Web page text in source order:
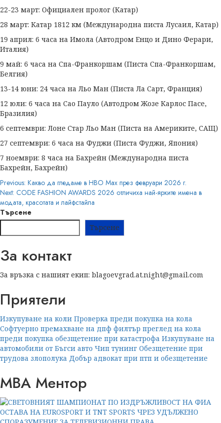
22-23 март: Официален пролог (Катар)
28 март: Катар 1812 км (Международна писта Лусаил, Катар)
19 април: 6 часа на Имола (Автодром Енцо и Дино Ферари,
Италия)
9 май: 6 часа на Спа-Франкоршам (Писта Спа-Франкоршам,
Белгия)
13-14 юни: 24 часа на Льо Ман (Писта Ла Сарт, Франция)
12 юли: 6 часа на Сао Пауло (Автодром Жозе Карлос Пасе,
Бразилия)
6 септември: Лоне Стар Льо Ман (Писта на Америките, САЩ)
27 септември: 6 часа на Фуджи (Писта Фуджи, Япония)
7 ноември: 8 часа на Бахрейн (Международна писта
Бахрейн, Бахрейн)
Post
navigation
Previous: Kакво да гледаме в HBO Max през февруари 2026 г.
Next: CODE FASHION AWARDS 2026 отличиха най-ярките имена в
модата, красотата и лайфстайла
Търсене
Търсене
За контакт
За връзка с нашият екип: blagoevgrad.at.night@gmail.com
Приятели
Изкупуване на коли Проверка преди покупка на кола
Софтуерно премахване на дпф филтър преглед на кола
преди покупка обезщетение при катастрофа Изкупуване на
автомобили от Бъгси авто Чип тунинг Обезщетение при
трудова злополука Добър адвокат при птп и обезщетение
МВА Ментор